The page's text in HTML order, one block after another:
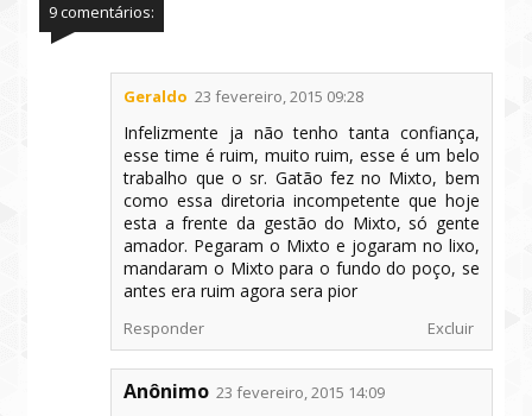
9 comentários:
Geraldo 23 fevereiro, 2015 09:28
Infelizmente ja não tenho tanta confiança,
esse time é ruim, muito ruim, esse é um belo
trabalho que o sr. Gatão fez no Mixto, bem
como essa diretoria incompetente que hoje
esta a frente da gestão do Mixto, só gente
amador. Pegaram o Mixto e jogaram no lixo,
mandaram o Mixto para o fundo do poço, se
antes era ruim agora sera pior
Responder Excluir
Anônimo 23 fevereiro, 2015 14:09